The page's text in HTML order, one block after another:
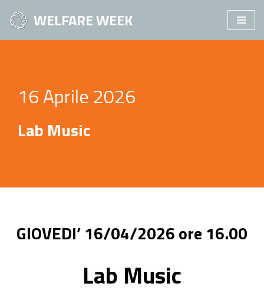
Vai
WELFARE WEEK
16 Aprile 2026
Lab Music
GIOVEDI’ 16/04/2026 ore 16.00
Lab Music